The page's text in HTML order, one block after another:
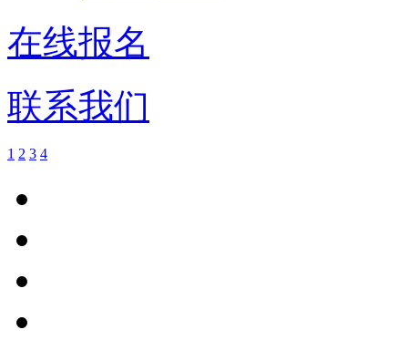
在线报名
联系我们
1 2 3 4